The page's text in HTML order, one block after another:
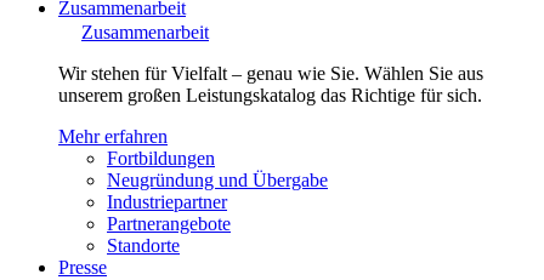
Zusammenarbeit
Zusammenarbeit
Wir stehen für Vielfalt – genau wie Sie. Wählen Sie aus
unserem großen Leistungskatalog das Richtige für sich.
Mehr erfahren
Fortbildungen
Neugründung und Übergabe
Industriepartner
Partnerangebote
Standorte
Presse